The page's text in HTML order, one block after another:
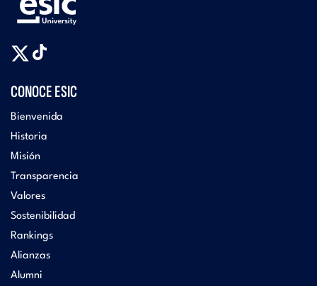
CONOCE ESIC
Bienvenida
Historia
Misión
Transparencia
Valores
Sostenibilidad
Rankings
Alianzas
Alumni